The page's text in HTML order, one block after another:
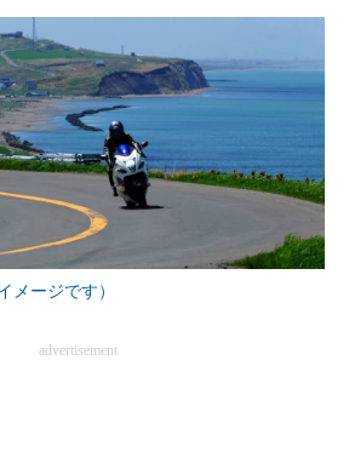
メージです）
advertisement